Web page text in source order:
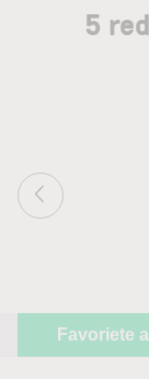
5
Favoriete